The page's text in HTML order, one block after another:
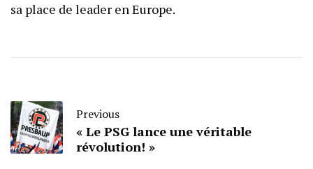
sa place de leader en Europe.
Previous
« Le PSG lance une véritable
révolution! »